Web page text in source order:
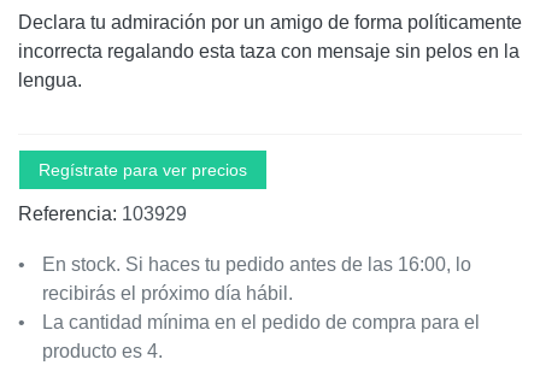
Declara tu admiración por un amigo de forma políticamente
incorrecta regalando esta taza con mensaje sin pelos en la
lengua.
Regístrate para ver precios
Referencia: 103929
En stock. Si haces tu pedido antes de las 16:00, lo
recibirás el próximo día hábil.
La cantidad mínima en el pedido de compra para el
producto es 4.